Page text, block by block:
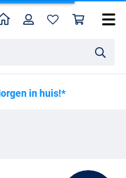
HomeProfiel
in huis!*
Map Embed Inline Feeder (Loodvrij)